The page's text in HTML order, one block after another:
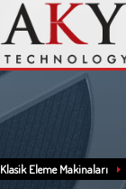
Klasik Eleme Makinaları